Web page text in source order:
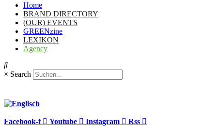
Home
BRAND DIRECTORY
(OUR) EVENTS
GREENzine
LEXIKON
Agency
× Search
Facebook-f Youtube Instagram Rss